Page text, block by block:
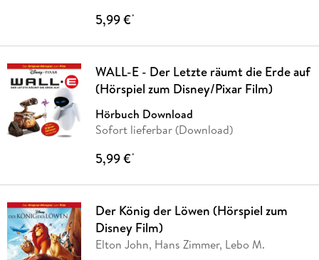
5,99 €*
WALL-E - Der Letzte räumt die Erde auf
(Hörspiel zum Disney/Pixar Film)
Hörbuch Download
Sofort lieferbar (Download)
5,99 €*
Der König der Löwen (Hörspiel zum
Disney Film)
Elton John, Hans Zimmer, Lebo M.